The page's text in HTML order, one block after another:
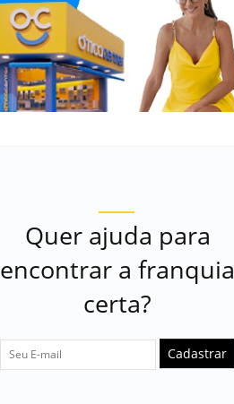
Quer ajuda para
encontrar a franquia
certa?
Cadastrar